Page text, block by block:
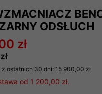
ODSŁUCH
zł
z ostatnich 30 dni: 15 900,00 zł
od 1 200,00 zł.